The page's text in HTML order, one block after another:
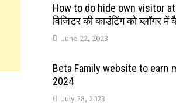
How to do hide own visitor
विजिटर की काउंटिंग को ब्लॉगर
June 22, 2023
Beta Family website to earn
2024
July 28, 2023